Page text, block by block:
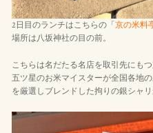
2日目のランチはこちらの「 京の米料
場所は八坂神社の目の前。
こちらは名だたる名店を取引先にも
五ツ星のお米マイスターが全国各地
を厳選しブレンドした拘りの銀シャリ